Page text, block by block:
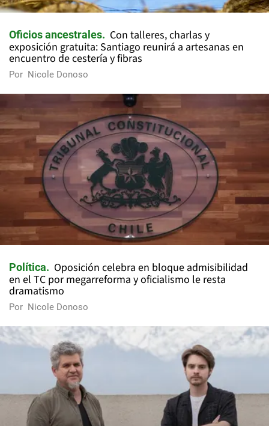
Oficios ancestrales
Con talleres, charlas y
exposición gratuita: Santiago reunirá a artesanas en
encuentro de cestería y fibras
Por Nicole Donoso
Política
Oposición celebra en bloque admisibilidad
en el TC por megarreforma y oficialismo le resta
dramatismo
Por Nicole Donoso